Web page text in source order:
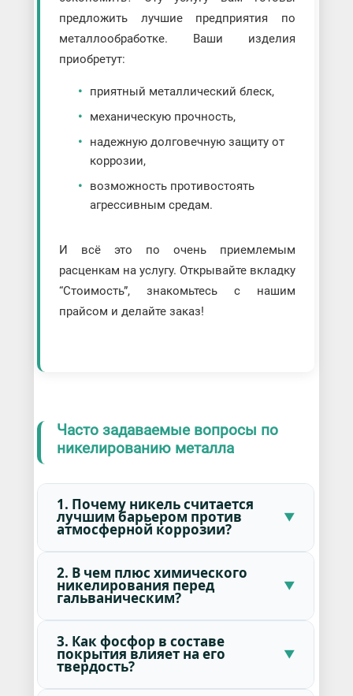
предложить лучшие предприятия по
металлообработке. Ваши изделия
приобретут:
приятный металлический блеск,
механическую прочность,
надежную долговечную защиту от
коррозии,
возможность противостоять
агрессивным средам.
И всё это по очень приемлемым
расценкам на услугу. Открывайте вкладку
“Стоимость”, знакомьтесь с нашим
прайсом и делайте заказ!
Часто задаваемые вопросы по
никелированию металла
1. Почему никель считается
лучшим барьером против
атмосферной коррозии?
2. В чем плюс химического
никелирования перед
гальваническим?
3. Как фосфор в составе
покрытия влияет на его
твердость?